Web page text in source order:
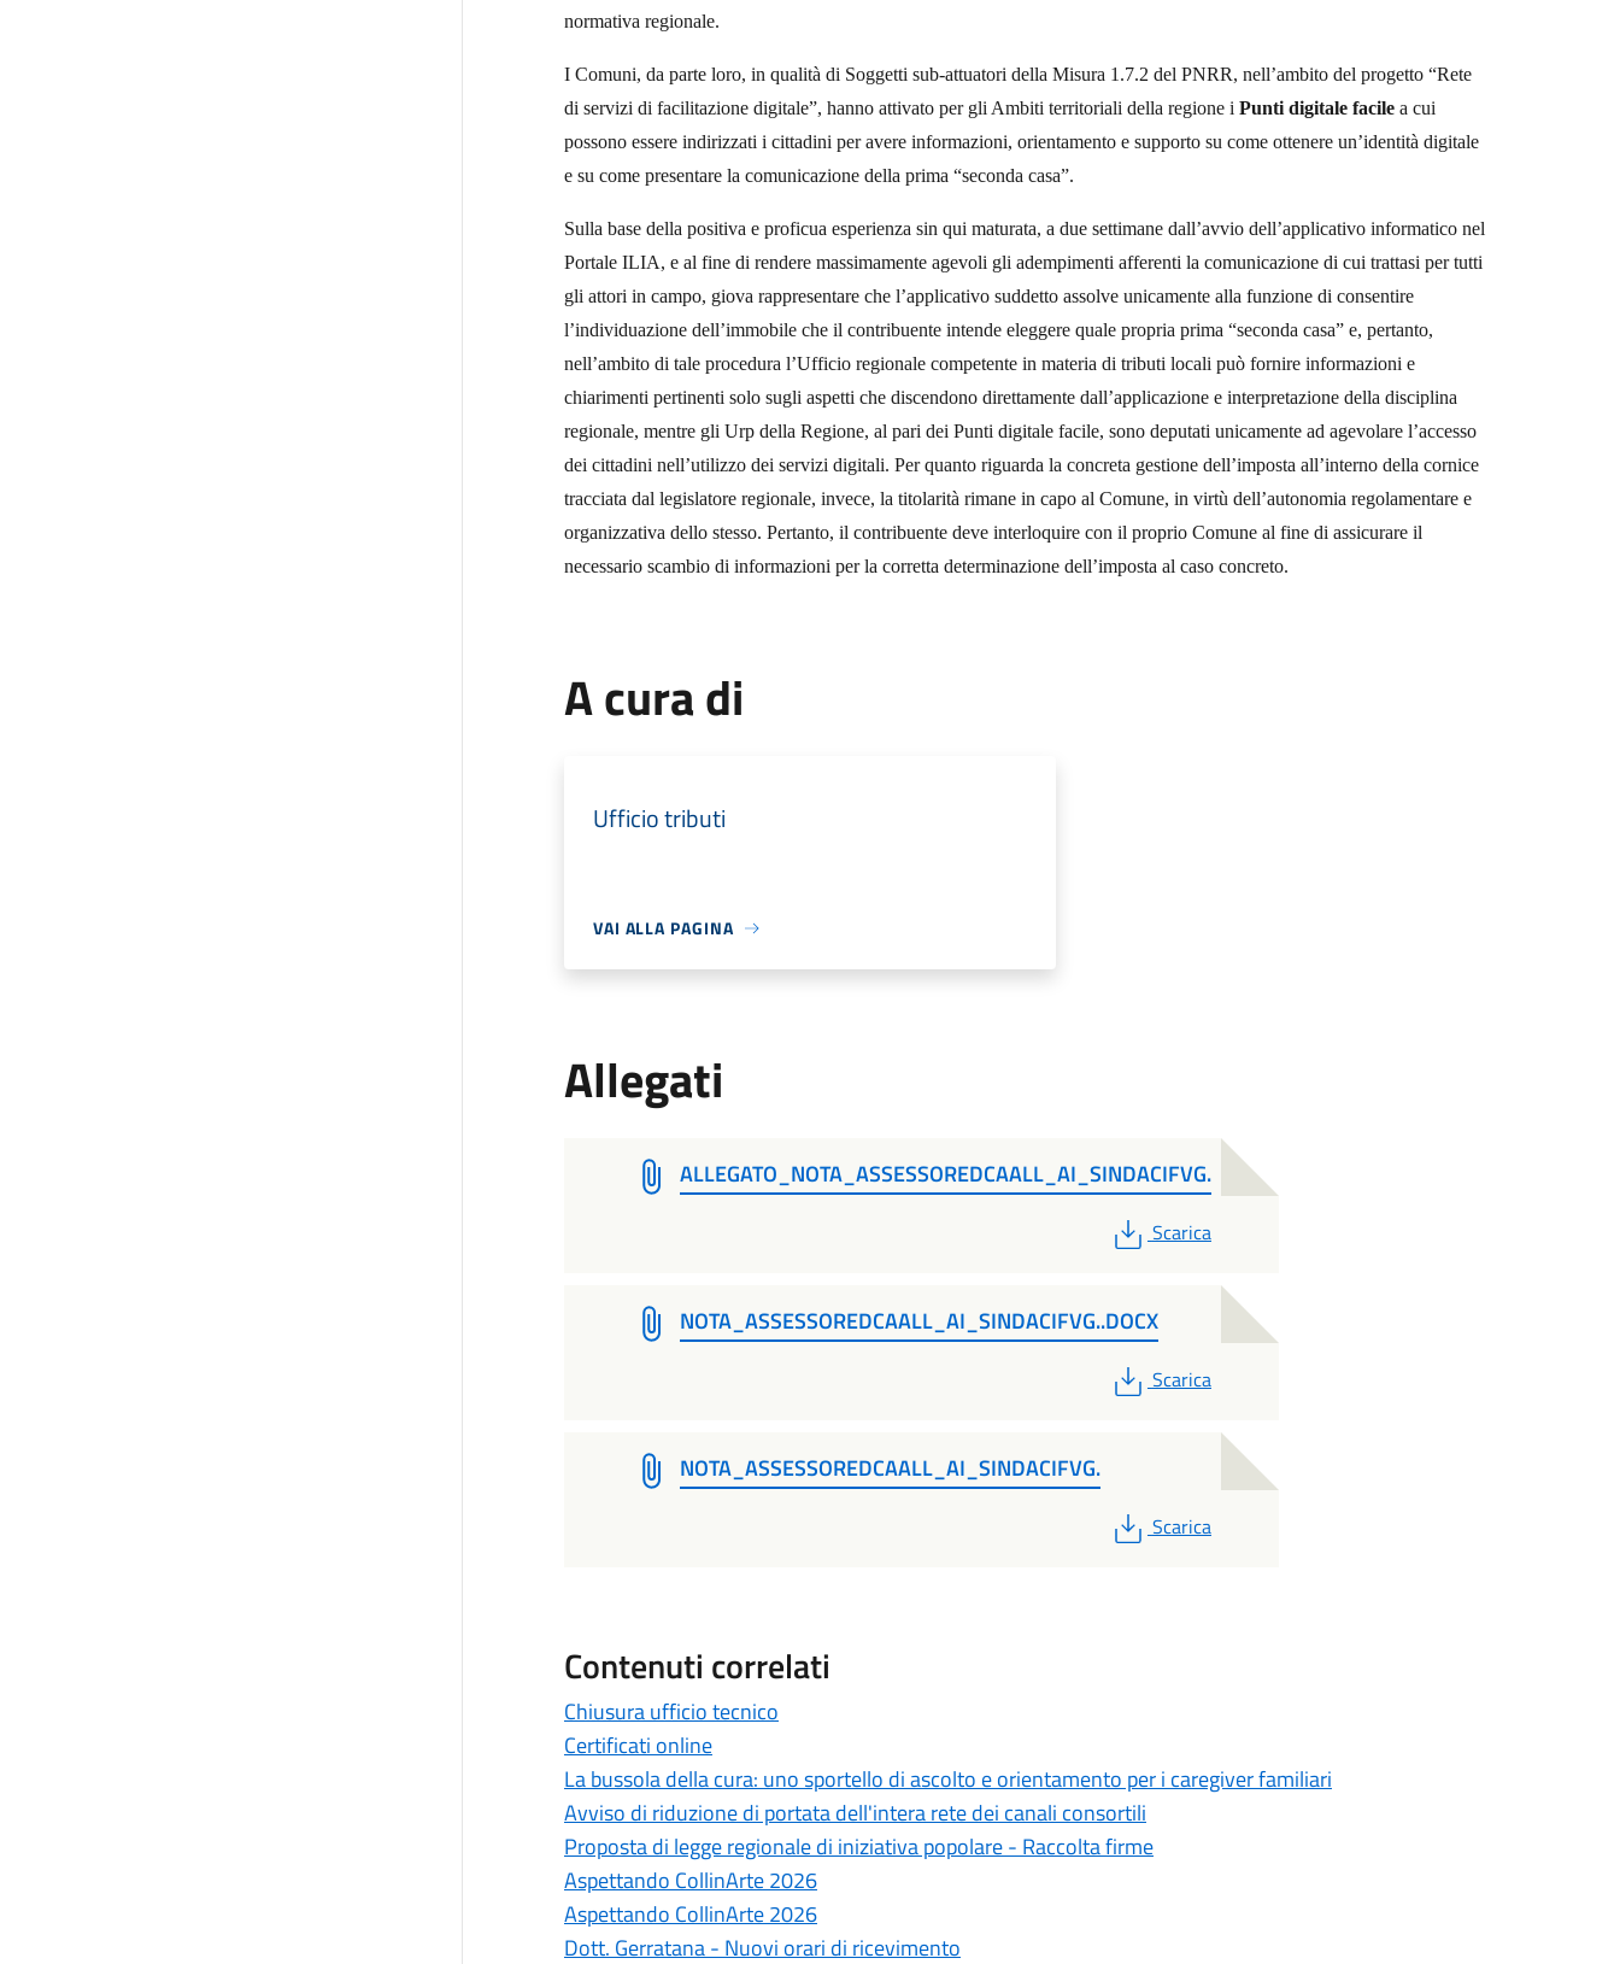
normativa regionale.
I Comuni, da parte loro, in qualità di Soggetti sub-attuatori della Misura 1.7.2 del PNRR, nell’ambito del progetto “Rete
di servizi di facilitazione digitale”, hanno attivato per gli Ambiti territoriali della regione i Punti digitale facilea cui
possono essere indirizzati i cittadini per avere informazioni, orientamento e supporto su come ottenere un’identità digitale
e su come presentare la comunicazione della prima “seconda casa”.
Sulla base della positiva e proficua esperienza sin qui maturata, a due settimane dall’avvio dell’applicativo informatico nel
Portale ILIA, e al fine di rendere massimamente agevoli gli adempimenti afferenti la comunicazione di cui trattasi per tutti
gli attori in campo, giova rappresentare che l’applicativo suddetto assolve unicamente alla funzione di consentire
l’individuazione dell’immobile che il contribuente intende eleggere quale propria prima “seconda casa” e, pertanto,
nell’ambito di tale procedura l’Ufficio regionale competente in materia di tributi locali può fornire informazioni e
chiarimenti pertinenti solo sugli aspetti che discendono direttamente dall’applicazione e interpretazione della disciplina
regionale, mentre gli Urp della Regione, al pari dei Punti digitale facile, sono deputati unicamente ad agevolare l’accesso
dei cittadini nell’utilizzo dei servizi digitali. Per quanto riguarda la concreta gestione dell’imposta all’interno della cornice
tracciata dal legislatore regionale, invece, la titolarità rimane in capo al Comune, in virtù dell’autonomia regolamentare e
organizzativa dello stesso. Pertanto, il contribuente deve interloquire con il proprio Comune al fine di assicurare il
necessario scambio di informazioni per la corretta determinazione dell’imposta al caso concreto.
A cura di
Ufficio tributi
VAI ALLA PAGINA
Allegati
ALLEGATO_NOTA_ASSESSOREDCAALL_AI_SINDACIFVG.
PDF
Scarica
NOTA_ASSESSOREDCAALL_AI_SINDACIFVG..DOCX
PDF
Scarica
NOTA_ASSESSOREDCAALL_AI_SINDACIFVG.
PDF
Scarica
Contenuti correlati
Chiusura ufficio tecnico
Certificati online
La bussola della cura: uno sportello di ascolto e orientamento per i caregiver familiari
Avviso di riduzione di portata dell'intera rete dei canali consortili
Proposta di legge regionale di iniziativa popolare - Raccolta firme
Aspettando CollinArte 2026
Aspettando CollinArte 2026
Dott. Gerratana - Nuovi orari di ricevimento